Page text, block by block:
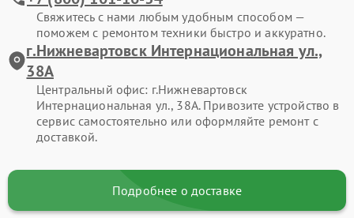
Свяжитесь с нами любым удобным способом —
поможем с ремонтом техники быстро и аккуратно.
г.Нижневартовск Интернациональная ул.,
38А
Центральный офис: г.Нижневартовск
Интернациональная ул., 38А. Привозите устройство в
сервис самостоятельно или оформляйте ремонт с
доставкой.
Подробнее о доставке